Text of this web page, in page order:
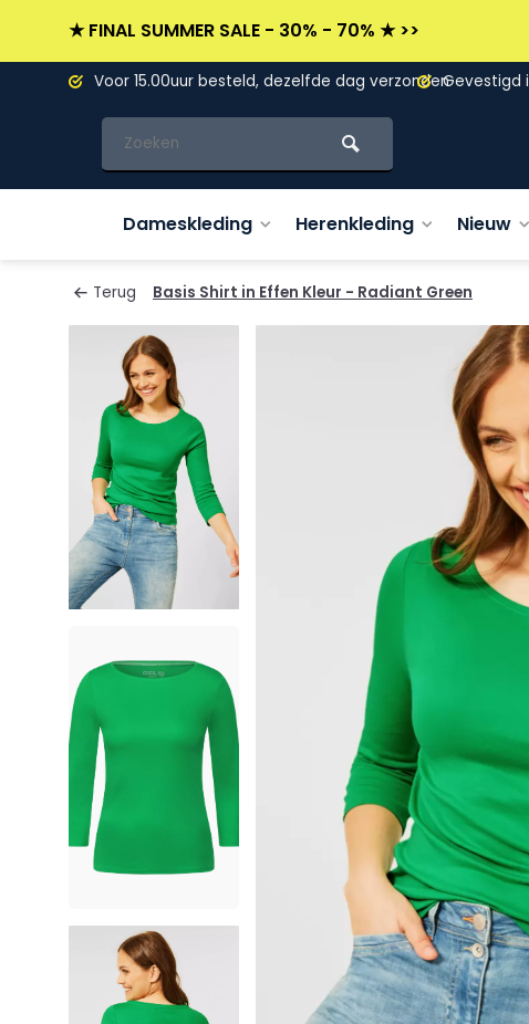
★ FINAL SUMMER SALE - 30% - 70% ★ >>
Voor 15.00uur besteld, dezelfde dag verzondenGevestigd
Dameskleding Herenkleding Nieuw
Terug Basis Shirt in Effen Kleur - Radiant Green